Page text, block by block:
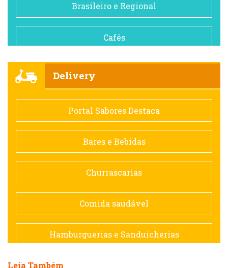
Brasileiro e Regional
Cafés
Comida saudável
Contemporânea
Doceria
Espanhola
Francesa
Delivery
Portal Sabores Destaca
Bares e Bebidas
Churrascarias
Comida saudável
Hamburguerias e Sanduicherias
Leia Também